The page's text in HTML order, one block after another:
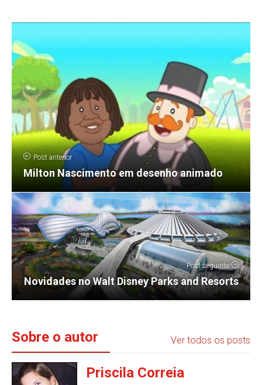
Post anterior
Milton Nascimento em desenho animado
Post seguinte
Novidades no Walt Disney Parks and Resorts
Sobre o autor Ver todos os posts
Priscila Correia